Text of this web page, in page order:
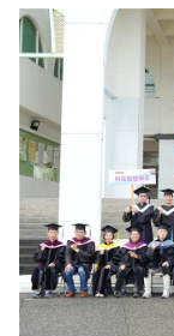
課程地圖
課程地圖主頁
活動花絮
組織章程
字